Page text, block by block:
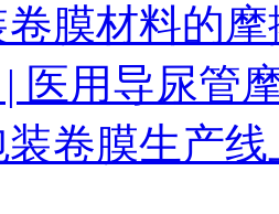
膜材料的
医用导尿管
卷膜生产